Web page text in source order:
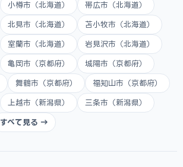
小樽市（北海道） 帯広市（北海道）
北見市（北海道） 苫小牧市（北海道）
室蘭市（北海道） 岩見沢市（北海道）
亀岡市（京都府） 城陽市（京都府）
舞鶴市（京都府） 福知山市（京都府）
上越市（新潟県） 三条市（新潟県）
すべて見る →